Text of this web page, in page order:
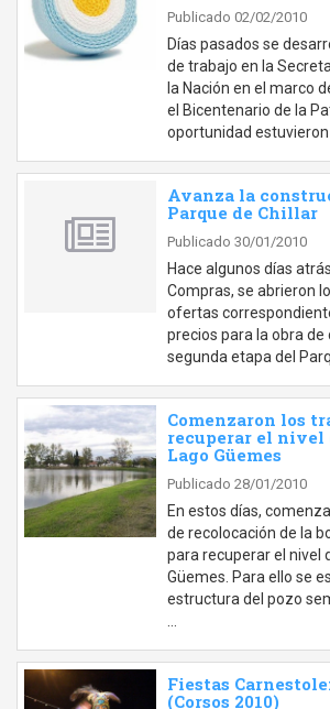
Publicado 02/02/2010
Días pasados se
de trabajo en la
la Nación en el marco
el Bicentenario de la
oportunidad estuvieron
Avanza la
Parque de Chillar
Publicado 30/01/2010
Hace algunos días
Compras, se abrieron
ofertas
precios para la obra de
segunda etapa del
Comenzaron los
recuperar el nivel
Lago Güemes
Publicado 28/01/2010
En estos días,
de recolocación de la
para recuperar el nivel
Güemes. Para ello se
estructura del pozo
Fiestas
(Corsos 2010)